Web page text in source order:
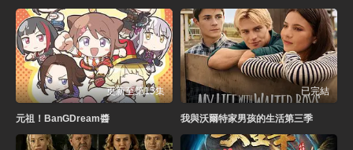
更新至第15集
元祖！BanGDream醬
已完結
我與沃爾特家男孩的生活第三季